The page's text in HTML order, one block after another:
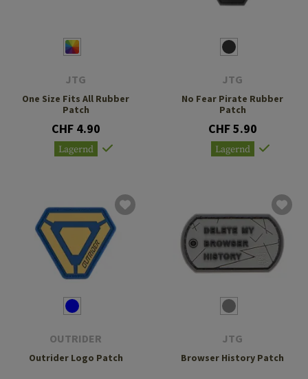
JTG
One Size Fits All Rubber
Patch
CHF 4.90
Lagernd
JTG
No Fear Pirate Rubber
Patch
CHF 5.90
Lagernd
OUTRIDER
Outrider Logo Patch
JTG
Browser History Patch